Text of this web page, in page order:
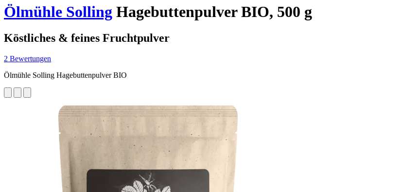
Ölmühle Solling Hagebuttenpulver BIO, 500 g
Köstliches & feines Fruchtpulver
2 Bewertungen
Ölmühle Solling Hagebuttenpulver BIO